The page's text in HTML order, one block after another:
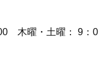
木曜・土曜： 9：0